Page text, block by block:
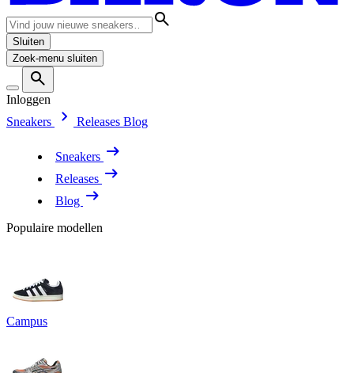
Sluiten
Zoek-menu sluiten
Inloggen
Sneakers
Releases Blog
Sneakers
Releases
Blog
Populaire modellen
Campus